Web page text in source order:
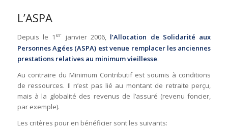
L’ASPA
Depuis le 1 er janvier 2006, l’Allocation de Solidarité aux
Personnes Agées (ASPA) est venue remplacer les anciennes
prestations relatives au minimum vieillesse.
Au contraire du Minimum Contributif est soumis à conditions
de ressources. Il n’est pas lié au montant de retraite perçu,
mais à la globalité des revenus de l’assuré (revenu foncier,
par exemple).
Les critères pour en bénéficier sont les suivants: